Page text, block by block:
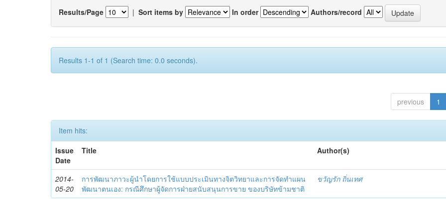
Results/Page | Sort items by In order Authors/record
Results 1-1 of 1 (Search time: 0.0 seconds).
previous 1
Item hits:
Issue
Date
Title Author(s)
2014-
05-20
การพัฒนาภาวะผู้นำโดยการใช้แบบประเมินทางจิตวิทยาและการจัดทำแผน
พัฒนาตนเอง: กรณีศึกษาผู้จัดการฝ่ายสนับสนุนการขาย ของบริษัทข้ามชาติ
ขวัญรัก ถิ่นเทศ